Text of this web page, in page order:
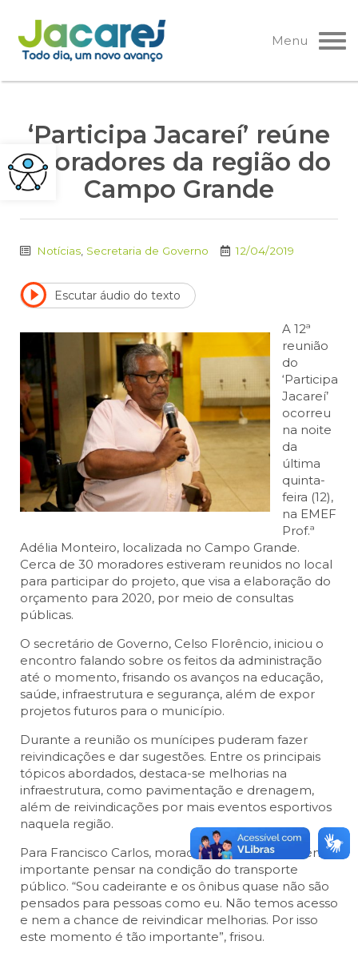
Pular
para
o
Menu
‘Participa Jacareí’ reúne
moradores da região do
Campo Grande
Notícias Secretaria de Governo 12/04/2019
Escutar áudio do texto
A 12ª
reunião
do
‘Participa
Jacareí’
ocorreu
na noite
da
última
quinta-
feira (12),
na EMEF
Prof.ª
Adélia Monteiro, localizada no Campo Grande.
Cerca de 30 moradores estiveram reunidos no local
para participar do projeto, que visa a elaboração do
orçamento para 2020, por meio de consultas
públicas.
O secretário de Governo, Celso Florêncio, iniciou o
encontro falando sobre os feitos da administração
até o momento, frisando os avanços na educação,
saúde, infraestrutura e segurança, além de expor
projetos futuros para o município.
Durante a reunião os munícipes puderam fazer
reivindicações e dar sugestões. Entre os principais
tópicos abordados, destaca-se melhorias na
infraestrutura, como pavimentação e drenagem,
além de reivindicações por mais eventos esportivos
naquela região.
Para Francisco Carlos, morador do bairro, também é
importante pensar na condição do transporte
público. “Sou cadeirante e os ônibus quase não são
pensados para pessoas como eu. Não temos acesso
e nem a chance de reivindicar melhorias. Por isso
este momento é tão importante”, frisou.